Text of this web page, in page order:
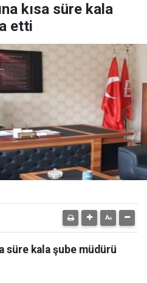
kısa süre kala
etti
süre kala şube müdürü